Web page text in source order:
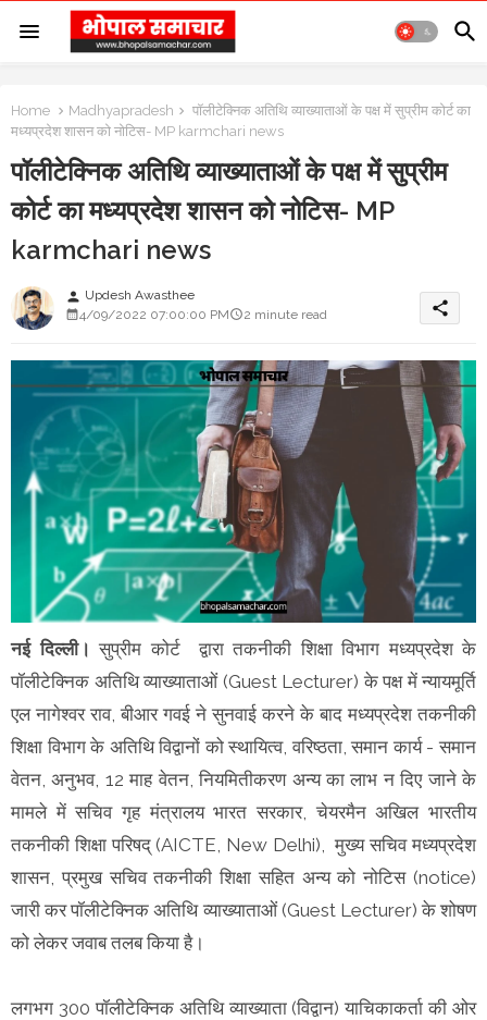
Home Madhyapradesh
पॉलीटेक्निक अतिथि व्याख्याताओं के पक्ष में सुप्रीम कोर्ट का
मध्यप्रदेश शासन को नोटिस- MP karmchari news
पॉलीटेक्निक अतिथि व्याख्याताओं के पक्ष में सुप्रीम
कोर्ट का मध्यप्रदेश शासन को नोटिस- MP
karmchari news
person Updesh Awasthee
4/09/2022 07:00:00 PM
2 minute read share
नई दिल्ली।सुप्रीम कोर्ट द्वारा तकनीकी शिक्षा विभाग मध्यप्रदेश के
पॉलीटेक्निक अतिथि व्याख्याताओं (Guest Lecturer) के पक्ष में न्यायमूर्ति
एल नागेश्वर राव, बीआर गवई ने सुनवाई करने के बाद मध्यप्रदेश तकनीकी
शिक्षा विभाग के अतिथि विद्वानों को स्थायित्व, वरिष्ठता, समान कार्य - समान
वेतन, अनुभव, 12 माह वेतन, नियमितीकरण अन्य का लाभ न दिए जाने के
मामले में सचिव गृह मंत्रालय भारत सरकार, चेयरमैन अखिल भारतीय
तकनीकी शिक्षा परिषद् (AICTE, New Delhi), मुख्य सचिव मध्यप्रदेश
शासन, प्रमुख सचिव तकनीकी शिक्षा सहित अन्य को नोटिस (notice)
जारी कर पॉलीटेक्निक अतिथि व्याख्याताओं (Guest Lecturer) के शोषण
को लेकर जवाब तलब किया है।
लगभग 300 पॉलीटेक्निक अतिथि व्याख्याता (विद्वान) याचिकाकर्ता की ओर